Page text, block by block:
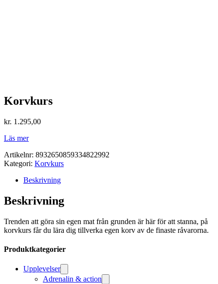
Korvkurs
kr. 1.295,00
Läs mer
Artikelnr: 8932650859334822992
Kategori: Korvkurs
Beskrivning
Beskrivning
Trenden att göra sin egen mat från grunden är här för att stanna, på
korvkurs får du lära dig tillverka egen korv av de finaste råvarorna.
Produktkategorier
Upplevelser
Adrenalin & action